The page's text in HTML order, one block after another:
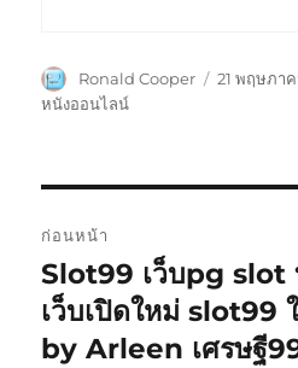
ผู้
เขียน
Ronald Cooper
เขียน
21 พฤษภา
หนังออนไลน์
เรื่อง
ก่อนหน้า
เรื่อง
ก่อน
หน้า:
Slot99 เว็บpg slot
เว็บเปิดใหม่ slot99
by Arleen เศรษฐี